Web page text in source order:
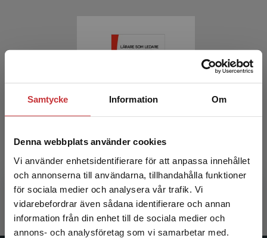
Samtycke Information Om
Denna webbplats använder cookies
Vi använder enhetsidentifierare för att anpassa innehållet
och annonserna till användarna, tillhandahålla funktioner
för sociala medier och analysera vår trafik. Vi
vidarebefordrar även sådana identifierare och annan
information från din enhet till de sociala medier och
annons- och analysföretag som vi samarbetar med.
Begränsad fraktregion
Berg, Gunnar m.fl. (red.)
384 krinkl. moms
Exkl. moms: 362 kr